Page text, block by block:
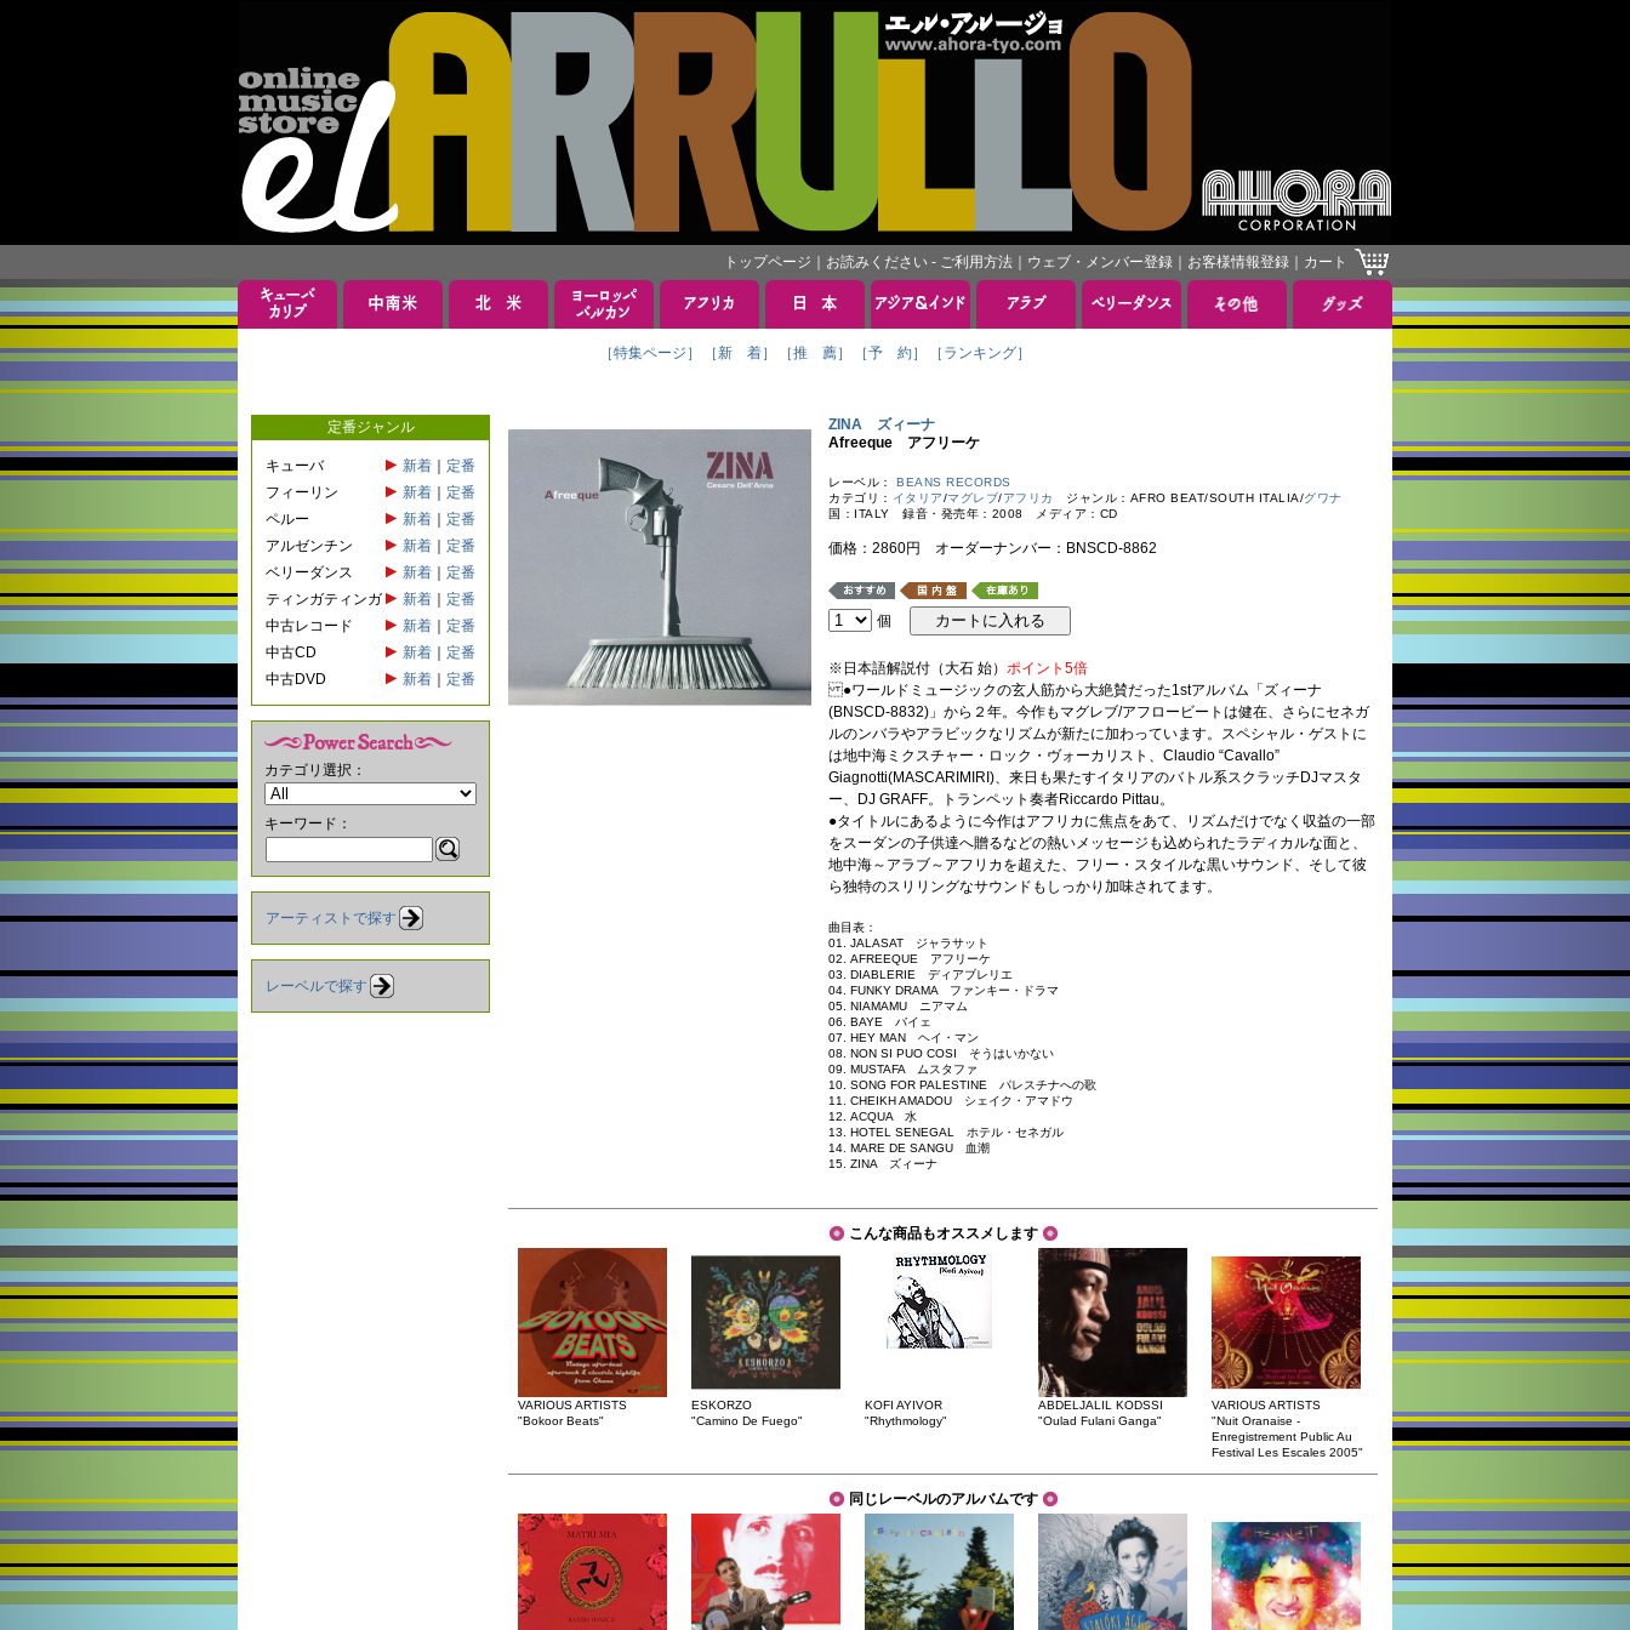
トップページ お読みください - ご利用方法 ウェブ・メンバー登録 お客様情報登録 カート
［特集ページ］ ［新 着］ ［推 薦］ ［予 約］ ［ランキング］
定番ジャンル
キューバ 新着
定番
フィーリン
新着
定番
ペルー
新着
定番
アルゼンチン
新着
定番
ベリーダンス
新着
定番
ティンガティンガ
新着
定番
中古レコード
新着
定番
中古CD
新着
定番
中古DVD
新着 定番
カテゴリ選択：
キーワード：
アーティストで探す
レーベルで探す
ZINA ズィーナ
Afreeque アフリーケ
レーベル： BEANS RECORDS
カテゴリ： イタリア/マグレブ/アフリカ ジャンル：AFRO BEAT/SOUTH ITALIA/グワナ
国：ITALY 録音・発売年：2008 メディア：CD
価格：2860円 オーダーナンバー：BNSCD-8862
個
※日本語解説付（大石 始） ポイント5倍
●ワールドミュージックの玄人筋から大絶賛だった1stアルバム「ズィーナ
(BNSCD-8832)」から２年。今作もマグレブ/アフロービートは健在、さらにセネガ
ルのンバラやアラビックなリズムが新たに加わっています。スペシャル・ゲストに
は地中海ミクスチャー・ロック・ヴォーカリスト、Claudio “Cavallo”
Giagnotti(MASCARIMIRI)、来日も果たすイタリアのバトル系スクラッチDJマスタ
ー、DJ GRAFF。トランペット奏者Riccardo Pittau。
●タイトルにあるように今作はアフリカに焦点をあて、リズムだけでなく収益の一部
をスーダンの子供達へ贈るなどの熱いメッセージも込められたラディカルな面と、
地中海～アラブ～アフリカを超えた、フリー・スタイルな黒いサウンド、そして彼
ら独特のスリリングなサウンドもしっかり加味されてます。
曲目表：
01. JALASAT ジャラサット
02. AFREEQUE アフリーケ
03. DIABLERIE ディアブレリエ
04. FUNKY DRAMA ファンキー・ドラマ
05. NIAMAMU ニアマム
06. BAYE バイェ
07. HEY MAN ヘイ・マン
08. NON SI PUO COSI そうはいかない
09. MUSTAFA ムスタファ
10. SONG FOR PALESTINE パレスチナへの歌
11. CHEIKH AMADOU シェイク・アマドウ
12. ACQUA 水
13. HOTEL SENEGAL ホテル・セネガル
14. MARE DE SANGU 血潮
15. ZINA ズィーナ
こんな商品もオススメします
VARIOUS ARTISTS
"Bokoor Beats"
ESKORZO
"Camino De Fuego"
KOFI AYIVOR
"Rhythmology"
ABDELJALIL KODSSI
"Oulad Fulani Ganga"
VARIOUS ARTISTS
"Nuit Oranaise -
Enregistrement Public Au
Festival Les Escales 2005"
同じレーベルのアルバムです